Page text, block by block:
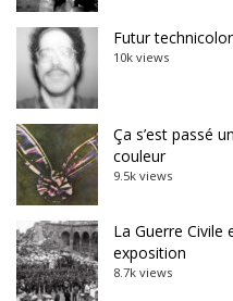
Futur
10k views
Ça s’est passé
couleur
9.5k views
La Guerre Civile
exposition
8.7k views